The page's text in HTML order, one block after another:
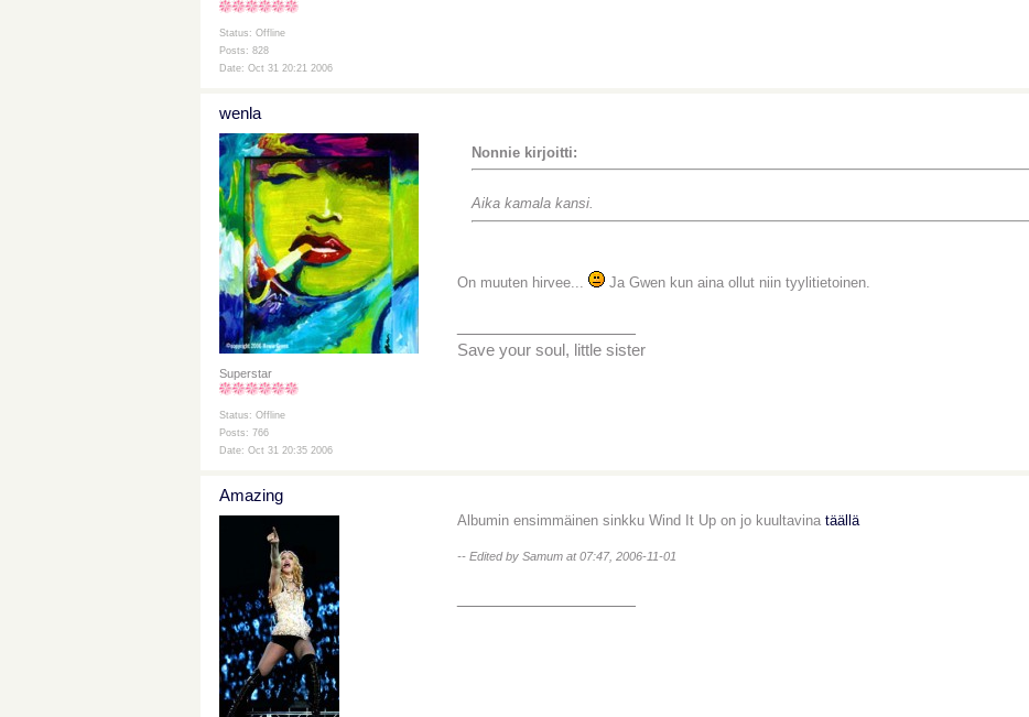
Status: Offline
Posts: 828
Date: Oct 31 20:21 2006
wenla
Superstar
Status: Offline
Posts: 766
Date: Oct 31 20:35 2006
Nonnie kirjoitti:
Aika kamala kansi.
On muuten hirvee... Ja Gwen kun aina ollut niin tyylitietoinen.
Save your soul, little sister
Amazing
Albumin ensimmäinen sinkku Wind It Up on jo kuultavina täällä
-- Edited by Samum at 07:47, 2006-11-01